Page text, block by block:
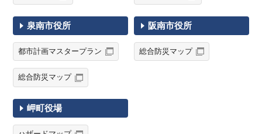
泉南市役所
都市計画マスタープラン
総合防災マップ
阪南市役所
総合防災マップ
岬町役場